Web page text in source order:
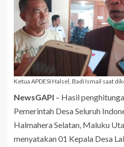
Ketua APDESI Halsel, Badi Ismail saat
NewsGAPI – Hasil
Pemerintah Desa Seluruh
Halmahera Selatan, Maluku
menyatakan 01 Kepala Desa